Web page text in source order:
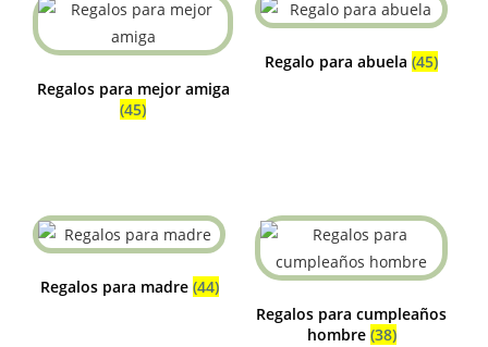
Regalos para mejor amiga
(45)
Regalo para abuela (45)
Regalos para madre (44)
Regalos para cumpleaños
hombre (38)